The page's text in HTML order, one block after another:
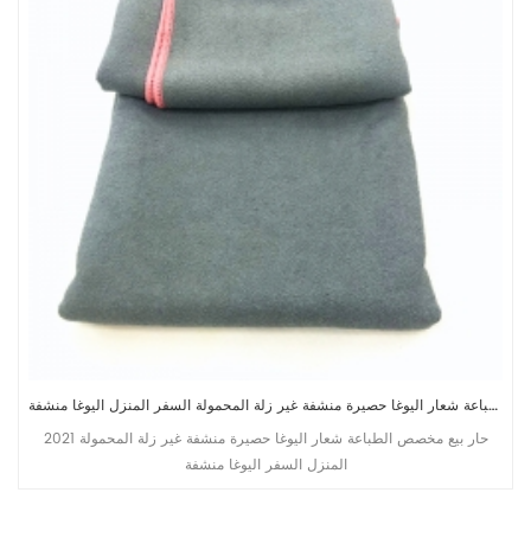
مخصص طباعة شعار اليوغا حصيرة منشفة غير زلة المحمولة السفر المنزل اليوغا منشفة
2021 حار بيع مخصص الطباعة شعار اليوغا حصيرة منشفة غير زلة المحمولة
المنزل السفر اليوغا منشفة